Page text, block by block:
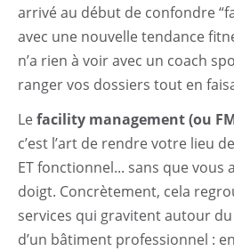
arrivé au début de confondre
avec une nouvelle tendance
n’a rien à voir avec un coach
ranger vos dossiers tout en
Le facility management (ou
c’est l’art de rendre votre lieu
ET fonctionnel... sans que vous
doigt. Concrètement, cela
services qui gravitent autour
d’un bâtiment professionnel :